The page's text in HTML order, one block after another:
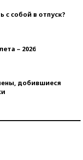
собой в отпуск?
– 2026
добившиеся